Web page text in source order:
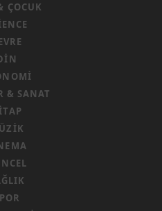
ÇOCUK
& SANAT